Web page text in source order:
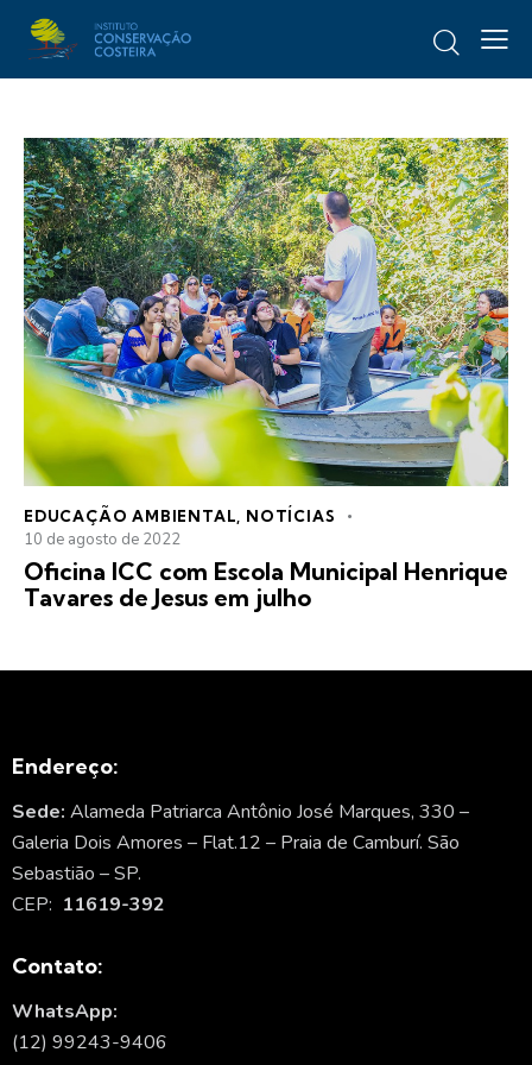
EDUCAÇÃO AMBIENTAL, NOTÍCIAS
10 de agosto de 2022
Oficina ICC com Escola Municipal Henrique
Tavares de Jesus em julho
Endereço:
Sede: Alameda Patriarca Antônio José Marques, 330 –
Galeria Dois Amores – Flat.12 – Praia de Camburí. São
Sebastião – SP.
CEP: 11619-392
Contato:
WhatsApp:
(12) 99243-9406